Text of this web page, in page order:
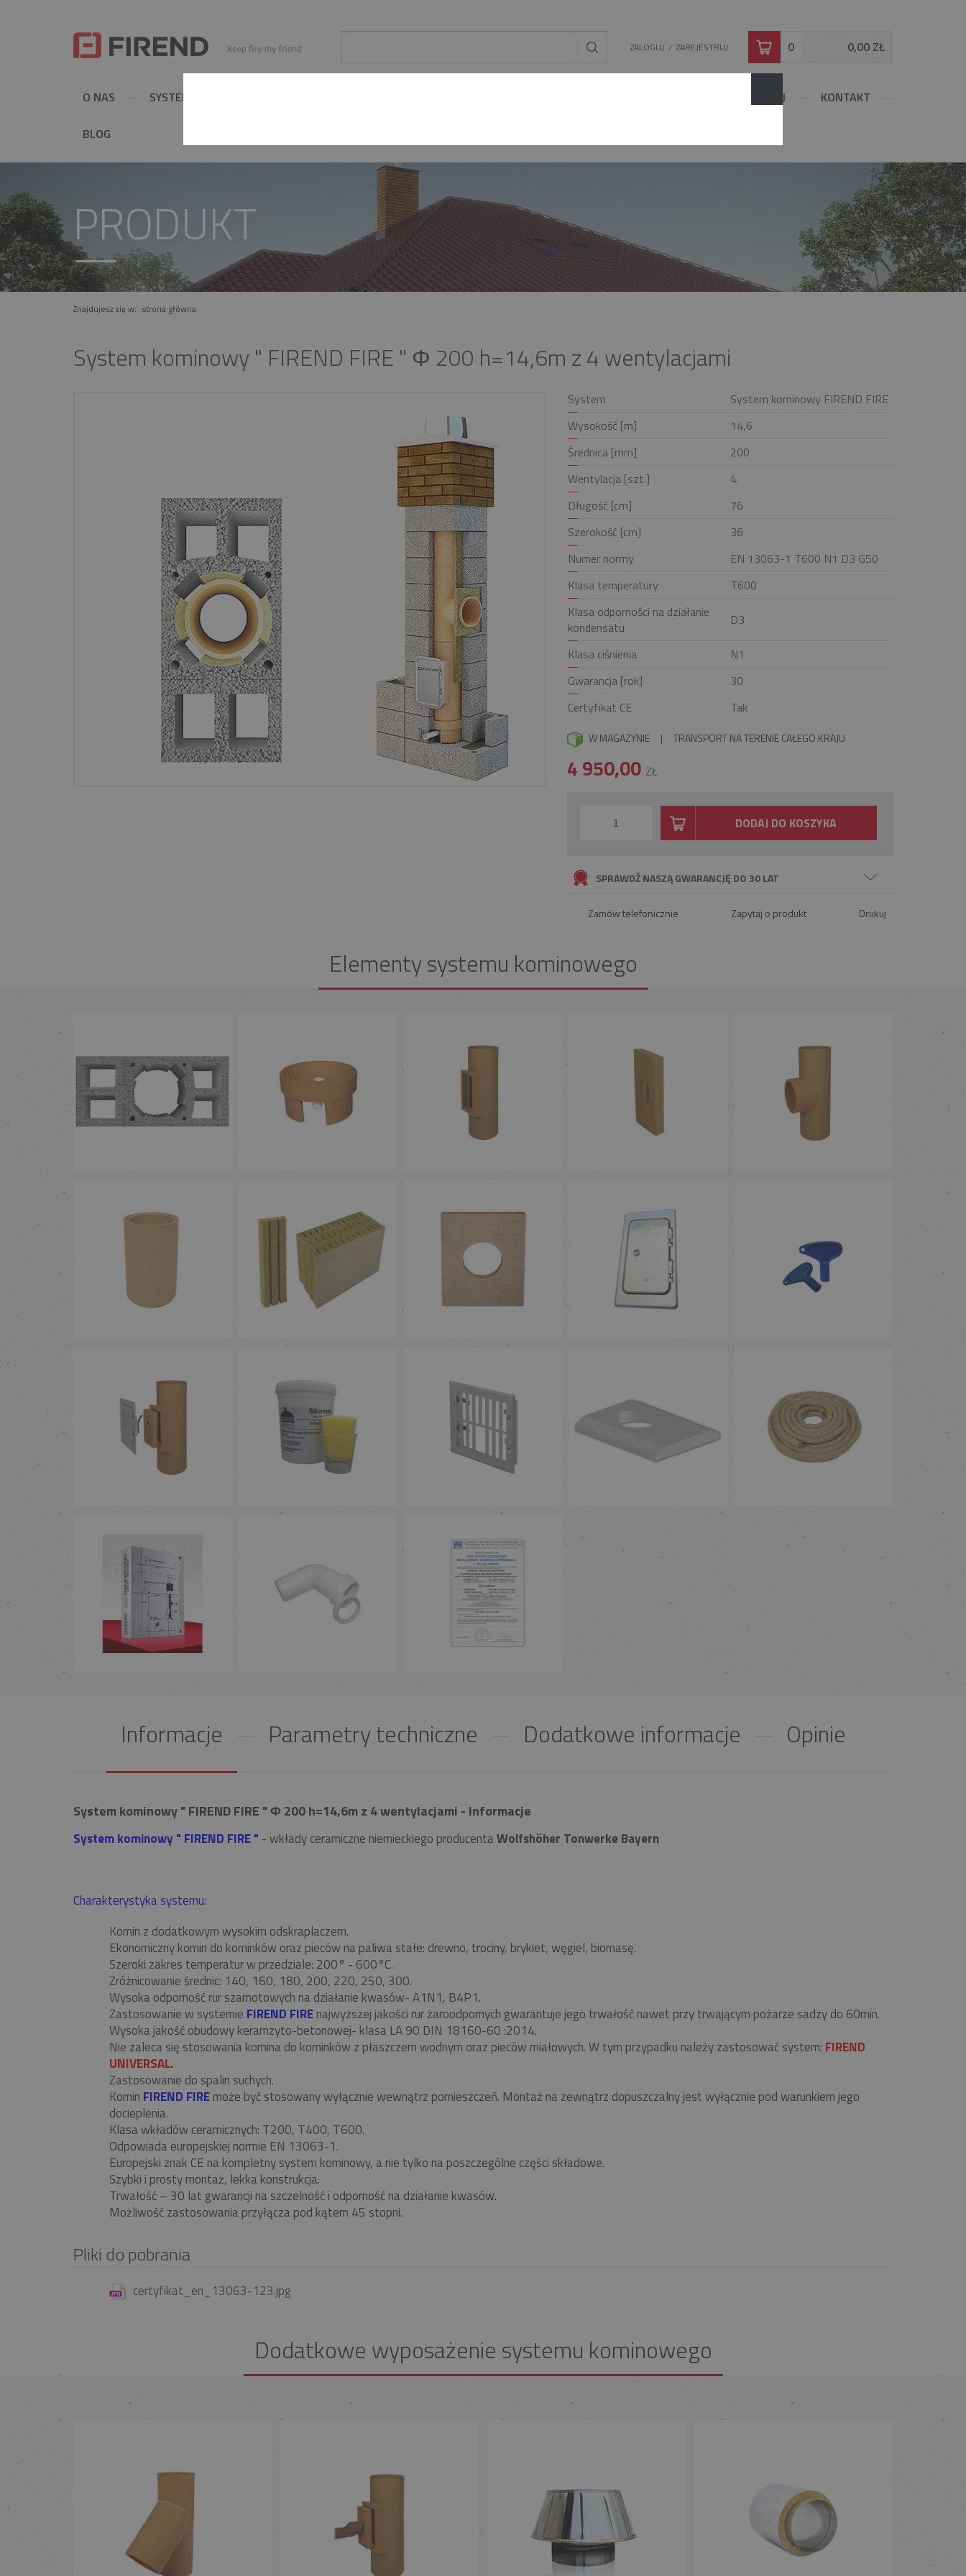
ZALOGUJ /ZAREJESTRUJ 0 0,00 ZŁ
O NAS SYSTEMY KOMINOWE KONFIGURUJ KONTAKT
BLOG
PRODUKT
Znajdujesz się w: strona główna
System kominowy " FIREND FIRE " Φ 200 h=14,6m z 4 wentylacjami
System
System kominowy FIREND FIRE
Wysokość [m]
14,6
Średnica [mm]
200
Wentylacja [szt.]
4
Długość [cm]
76
Szerokość [cm]
36
Numer normy
EN 13063-1 T600 N1 D3 G50
Klasa temperatury
T600
Klasa odporności na działanie
kondensatu
D3
Klasa ciśnienia
N1
Gwarancja [rok]
30
Certyfikat CE
Tak
W MAGAZYNIE | TRANSPORT NA TERENIE CAŁEGO KRAJU
4 950,00 ZŁ
DODAJ DO KOSZYKA
SPRAWDŹ NASZĄ GWARANCJĘ DO 30 LAT
Zamów telefonicznie Zapytaj o produkt Drukuj
Elementy systemu kominowego
Informacje Parametry techniczne Dodatkowe informacje Opinie
System kominowy " FIREND FIRE " Φ 200 h=14,6m z 4 wentylacjami - Informacje
System kominowy " FIREND FIRE " - wkłady ceramiczne niemieckiego producentaWolfshöher Tonwerke Bayern
Charakterystyka systemu:
Komin z dodatkowym wysokim odskraplaczem.
Ekonomiczny komin do kominków oraz pieców na paliwa stałe: drewno, trociny, brykiet, węgiel, biomasę.
Szeroki zakres temperatur w przedziale: 200° - 600°C.
Zróżnicowanie średnic: 140, 160, 180, 200, 220, 250, 300.
Wysoka odporność rur szamotowych na działanie kwasów- A1N1, B4P1.
Zastosowanie w systemie FIREND FIREnajwyższej jakości rur żaroodpornych gwarantuje jego trwałość nawet przy trwającym pożarze sadzy do 60min.
Wysoka jakość obudowy keramzyto-betonowej- klasa LA 90 DIN 18160-60 :2014.
Nie zaleca się stosowania komina do kominków z płaszczem wodnym oraz pieców miałowych. W tym przypadku należy zastosować system: FIREND
UNIVERSAL.
Zastosowanie do spalin suchych.
Komin FIREND FIREmoże być stosowany wyłącznie wewnątrz pomieszczeń. Montaż na zewnątrz dopuszczalny jest wyłącznie pod warunkiem jego
docieplenia.
Klasa wkładów ceramicznych: T200, T400, T600.
Odpowiada europejskiej normie EN 13063-1.
Europejski znak CE na kompletny system kominowy, a nie tylko na poszczególne części składowe.
Szybki i prosty montaż, lekka konstrukcja.
Trwałość – 30 lat gwarancji na szczelność i odporność na działanie kwasów.
Możliwość zastosowania przyłącza pod kątem 45 stopni.
Pliki do pobrania
certyfikat_en_13063-123.jpg
Dodatkowe wyposażenie systemu kominowego